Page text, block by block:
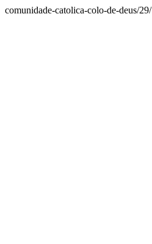
comunidade-catolica-colo-de-deus/29/